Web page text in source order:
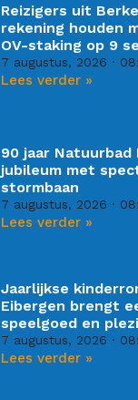
Reizigers uit
rekening houden
OV-staking op 9
7 augustus, 2026
Lees verder »
90 jaar Natuurbad
jubileum met
stormbaan
7 augustus, 2026
Lees verder »
Jaarlijkse
Eibergen brengt
speelgoed en
7 augustus, 2026
Lees verder »